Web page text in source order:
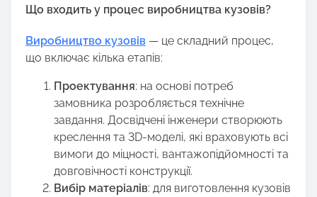
Що входить у процес виробництва кузовів?
Виробництво кузовів — це складний процес,
що включає кілька етапів:
Проектування: на основі потреб
замовника розробляється технічне
завдання. Досвідчені інженери створюють
креслення та 3D-моделі, які враховують всі
вимоги до міцності, вантажопідйомності та
довговічності конструкції.
Вибір матеріалів: для виготовлення кузовів